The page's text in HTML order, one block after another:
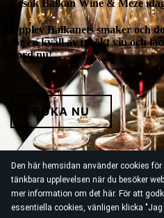
Den här hemsidan använder cookies
tänkbara upplevelsen när du besöker
mer information om det här. För att
essentiella cookies, vänligen klicka "Jag
Besök Balkan Wine & Meze
Upplev Balkanets smaker och
för en kväll av utsökt vin och
bord nu!
BOKA NU